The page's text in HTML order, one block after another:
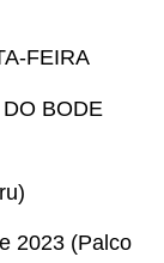
FEIRA
BODE
2023 (Palco